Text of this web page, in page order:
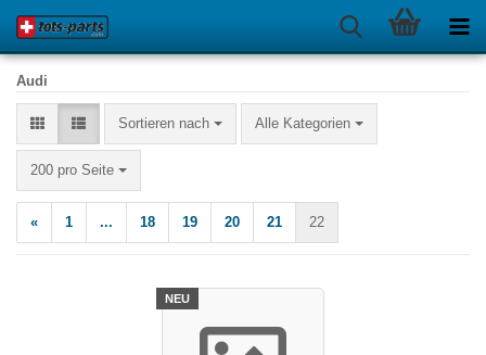
Audi
Sortieren nach
Sortieren nach Alle Kategorien
200 pro Seite
pro Seite
« 1 ... 18 19 20 21 22
NEU